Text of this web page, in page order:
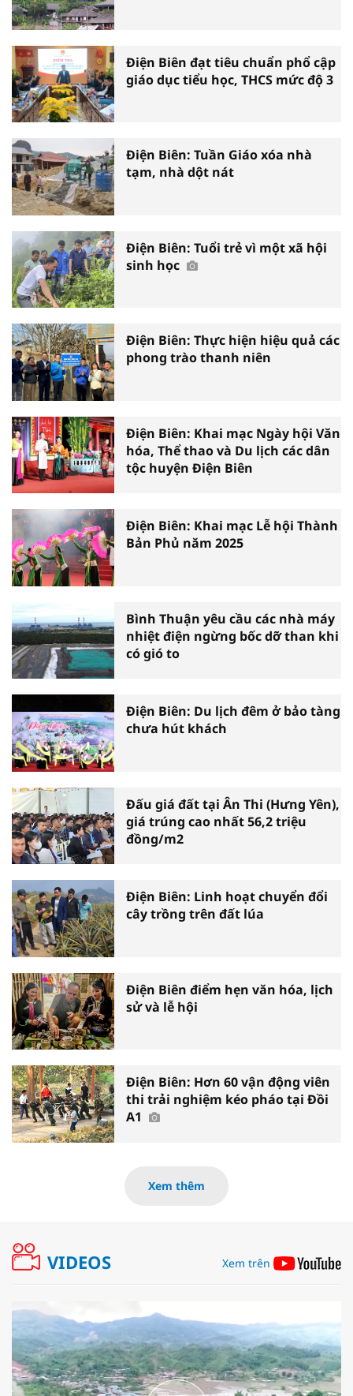
Điện Biên đạt tiêu chuẩn phổ cập
giáo dục tiểu học, THCS mức độ 3
Điện Biên: Tuần Giáo xóa nhà
tạm, nhà dột nát
Điện Biên: Tuổi trẻ vì một xã hội
sinh học
Điện Biên: Thực hiện hiệu quả các
phong trào thanh niên
Điện Biên: Khai mạc Ngày hội Văn
hóa, Thể thao và Du lịch các dân
tộc huyện Điện Biên
Điện Biên: Khai mạc Lễ hội Thành
Bản Phủ năm 2025
Bình Thuận yêu cầu các nhà máy
nhiệt điện ngừng bốc dỡ than khi
có gió to
Điện Biên: Du lịch đêm ở bảo tàng
chưa hút khách
Đấu giá đất tại Ân Thi (Hưng Yên),
giá trúng cao nhất 56,2 triệu
đồng/m2
Điện Biên: Linh hoạt chuyển đổi
cây trồng trên đất lúa
Điện Biên điểm hẹn văn hóa, lịch
sử và lễ hội
Điện Biên: Hơn 60 vận động viên
thi trải nghiệm kéo pháo tại Đồi
A1
Xem thêm
VIDEOS Xem trên